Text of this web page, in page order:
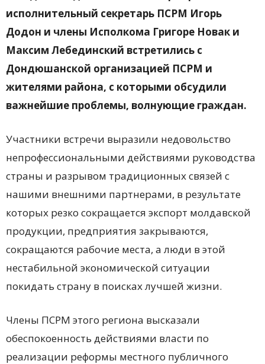
исполнительный секретарь ПСРМ Игорь
Додон и члены Исполкома Григоре Новак и
Максим Лебединский встретились с
Дондюшанской организацией ПСРМ и
жителями района, с которыми обсудили
важнейшие проблемы, волнующие граждан.
Участники встречи выразили недовольство
непрофессиональными действиями руководства
страны и разрывом традиционных связей с
нашими внешними партнерами, в результате
которых резко сокращается экспорт молдавской
продукции, предприятия закрываются,
сокращаются рабочие места, а люди в этой
нестабильной экономической ситуации
покидать страну в поисках лучшей жизни.
Члены ПСРМ этого региона высказали
обеспокоенность действиями власти по
реализации реформы местного публичного